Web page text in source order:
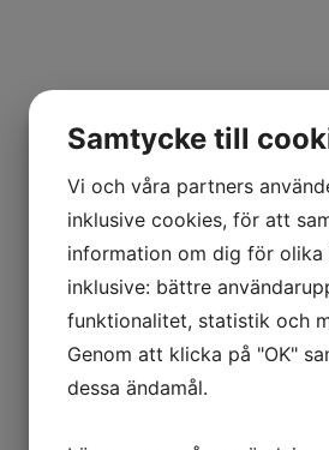
Samtycke till
Vi och våra partners
inklusive cookies, för att
information om dig för olika
inklusive: bättre
funktionalitet, statistik och
Genom att klicka på "OK"
dessa ändamål.